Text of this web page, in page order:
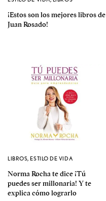
¡Estos son los mejores libros de
Juan Rosado!
LIBROS,ESTILO DE VIDA
Norma Rocha te dice ¡Tú
puedes ser millonaria! Y te
explica cómo lograrlo